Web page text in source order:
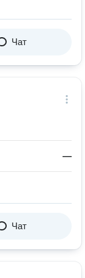
Чат
—
Чат